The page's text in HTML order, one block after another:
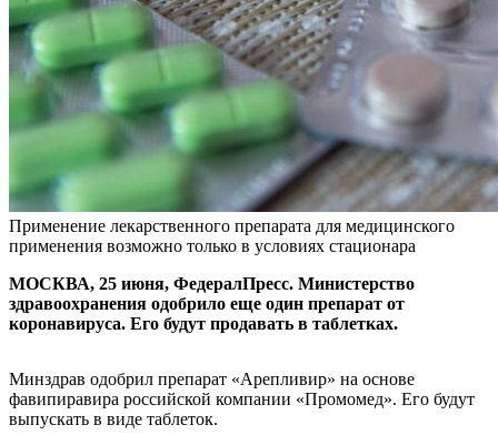
Применение лекарственного препарата для медицинского
применения возможно только в условиях стационара
МОСКВА, 25 июня, ФедералПресс. Министерство
здравоохранения одобрило еще один препарат от
коронавируса. Его будут продавать в таблетках.
Минздрав одобрил препарат «Арепливир» на основе
фавипиравира российской компании «Промомед». Его будут
выпускать в виде таблеток.